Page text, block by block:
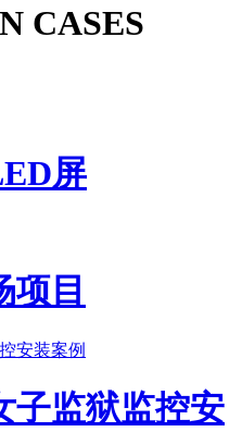
CASES
屏
项目
子监狱监控安